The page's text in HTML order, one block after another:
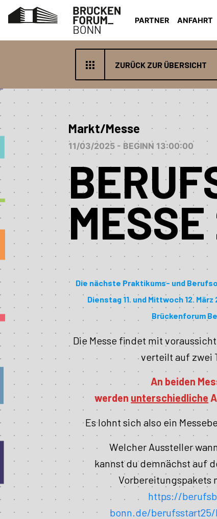
PARTNER ANFAHRT
ZURÜCK ZUR ÜBERSICHT
Markt/Messe
11/03/2025 - BEGINN 13:00:00
Die nächste Praktikums- und
Dienstag 11. und Mittwoch 12. März
Brückenforum
Die Messe findet mit
verteilt auf zwei
An beiden
werden unterschiedliche
Es lohnt sich also ein
Welcher Aussteller
kannst du demnächst auf
Vorbereitungspakets
https://
bonn.de/